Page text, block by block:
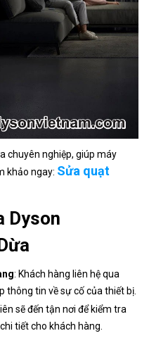
chuyên nghiệp, giúp máy
khảo ngay: Sửa quạt
Dyson
: Khách hàng liên hệ qua
thông tin về sự cố của thiết bị.
sẽ đến tận nơi để kiểm tra
tiết cho khách hàng.